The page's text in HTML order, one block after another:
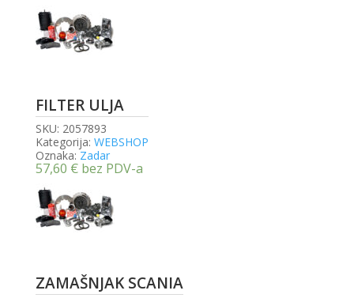
FILTER ULJA
SKU: 2057893
Kategorija: WEBSHOP
Oznaka: Zadar
57,60 € bez PDV-a
ZAMAŠNJAK SCANIA